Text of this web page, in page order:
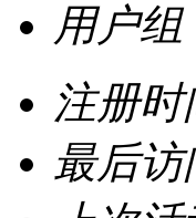
用户组
注册时
最后访